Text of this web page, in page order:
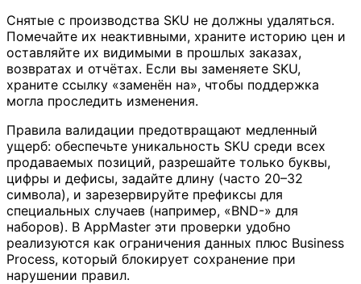
Снятые с производства SKU не должны удаляться.
Помечайте их неактивными, храните историю цен и
оставляйте их видимыми в прошлых заказах,
возвратах и отчётах. Если вы заменяете SKU,
храните ссылку «заменён на», чтобы поддержка
могла проследить изменения.
Правила валидации предотвращают медленный
ущерб: обеспечьте уникальность SKU среди всех
продаваемых позиций, разрешайте только буквы,
цифры и дефисы, задайте длину (часто 20–32
символа), и зарезервируйте префиксы для
специальных случаев (например, «BND-» для
наборов). В AppMaster эти проверки удобно
реализуются как ограничения данных плюс Business
Process, который блокирует сохранение при
нарушении правил.